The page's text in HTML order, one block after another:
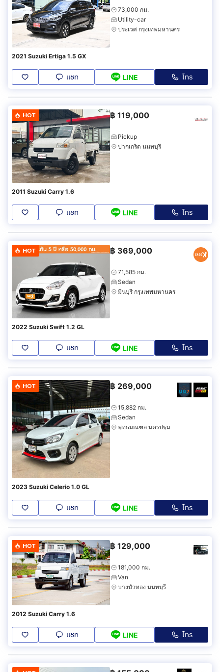
73,000 กม.
Utility-car
ประเวศ กรุงเทพมหานคร
2021 Suzuki Ertiga 1.5 GX
แชท LINE โทร
HOT ฿ 119,000
Pickup
ปากเกร็ด นนทบุรี
2011 Suzuki Carry 1.6
แชท LINE โทร
HOT ฿ 369,000
71,585 กม.
Sedan
มีนบุรี กรุงเทพมหานคร
2022 Suzuki Swift 1.2 GL
แชท LINE โทร
HOT ฿ 269,000
15,882 กม.
Sedan
พุทธมณฑล นครปฐม
2023 Suzuki Celerio 1.0 GL
แชท LINE โทร
HOT ฿ 129,000
181,000 กม.
Van
บางบัวทอง นนทบุรี
2012 Suzuki Carry 1.6
แชท LINE โทร